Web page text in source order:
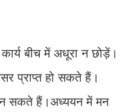
बीच में अधूरा न छोड़ें।
प्राप्त हो सकते हैं।
सकते हैं।अध्ययन में मन